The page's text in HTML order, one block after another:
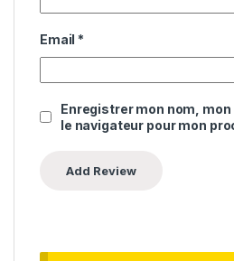
Email *
Enregistrer mon nom,
le navigateur pour mon